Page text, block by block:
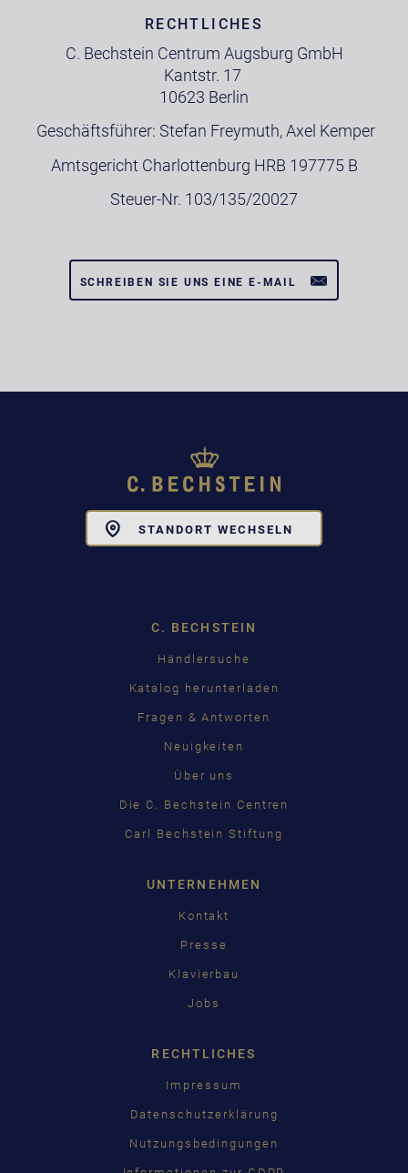
RECHTLICHES
C. Bechstein Centrum Augsburg GmbH
Kantstr. 17
10623 Berlin
Geschäftsführer: Stefan Freymuth, Axel Kemper
Amtsgericht Charlottenburg HRB 197775 B
Steuer-Nr. 103/135/20027
SCHREIBEN SIE UNS EINE E-MAIL
STANDORT WECHSELN
C. BECHSTEIN
Händlersuche
Katalog herunterladen
Fragen & Antworten
Neuigkeiten
Über uns
Die C. Bechstein Centren
Carl Bechstein Stiftung
UNTERNEHMEN
Kontakt
Presse
Klavierbau
Jobs
RECHTLICHES
Impressum
Datenschutzerklärung
Nutzungsbedingungen